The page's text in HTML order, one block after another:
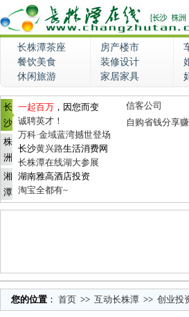
长株潭茶座 房产楼市
餐饮美食
装修设计
休闲旅游
家居家具
长
沙
株
洲
湘
潭
一起百万 ，因您而变
诚聘英才！
万科·金域蓝湾撼世登场
长沙黄兴路生活消费网
长株潭在线湖大参展
湖南雅高酒店投资
淘宝全都有~
信客公司
自购省钱分享赚
您的位置 ： 首页 >> 互动长株潭 >> 创业投